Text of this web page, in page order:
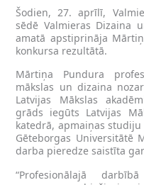
Šodien, 27. aprīlī,
sēdē Valmieras Dizaina
amatā apstiprināja
konkursa rezultātā.
Mārtiņa Pundura
mākslas un dizaina
Latvijas Mākslas
grāds iegūts Latvijas
katedrā, apmaiņas
Gēteborgas Universitātē
darba pieredze saistīta
“Profesionālajā